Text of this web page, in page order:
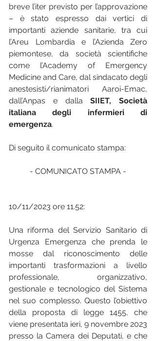
breve l’iter previsto per l’approvazione
– è stato espresso dai vertici di
importanti aziende sanitarie, tra cui
l’Areu Lombardia e l’Azienda Zero
piemontese, da società scientifiche
come l’Academy of Emergency
Medicine and Care, dal sindacato degli
anestesisti/rianimatori Aaroi-Emac,
dall’Anpas e dalla SIIET, Società
italiana degli infermieri di
emergenza.
Di seguito il comunicato stampa:
- COMUNICATO STAMPA -
10/11/2023 ore 11.52:
Una riforma del Servizio Sanitario di
Urgenza Emergenza che prenda le
mosse dal riconoscimento delle
importanti trasformazioni a livello
professionale, organizzativo,
gestionale e tecnologico del Sistema
nel suo complesso. Questo l’obiettivo
della proposta di legge 1455, che
viene presentata ieri, 9 novembre 2023
presso la Camera dei Deputati, e che